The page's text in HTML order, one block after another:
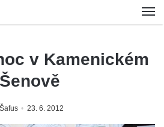
v Kamenickém
Šenově
23. 6. 2012